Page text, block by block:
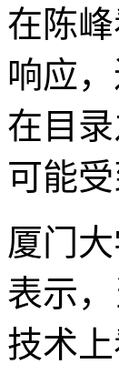
在陈
响应
在目
可能受
厦门
表示
技术